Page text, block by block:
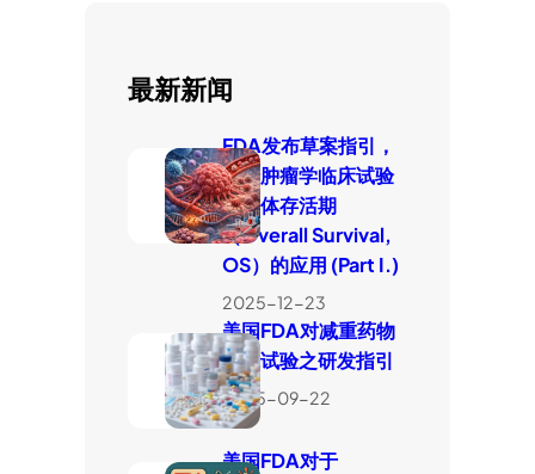
最新新闻
FDA发布草案指引，
厘清肿瘤学临床试验
中整体存活期
（Overall Survival,
OS）的应用 (Part I.)
2025-12-23
美国FDA对减重药物
临床试验之研发指引
2025-09-22
美国FDA对于